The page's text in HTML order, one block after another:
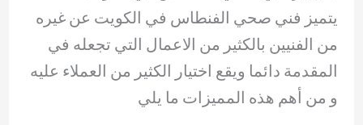
يتميز فني صحي الفنطاس في الكويت عن غيره
من الفنيين بالكثير من الاعمال التي تجعله في
المقدمة دائما ويقع اختيار الكثير من العملاء عليه
و من أهم هذه المميزات ما يلي